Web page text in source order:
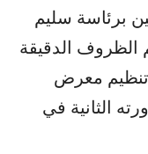
برئاسة سليم
الظروف الدقيقة
تنظيم معرض
لعام 2026 في دورته الثانية في